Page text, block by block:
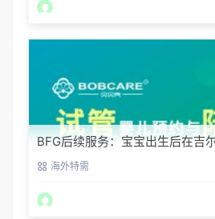
BFG后续服务：宝宝出生后在吉
回国海外特需